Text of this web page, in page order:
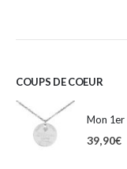
COUPS DE COEUR
Mon 1er
39,90€